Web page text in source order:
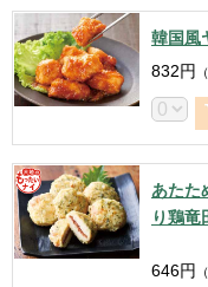
韓国風
832円
あたた
り鶏竜
646円